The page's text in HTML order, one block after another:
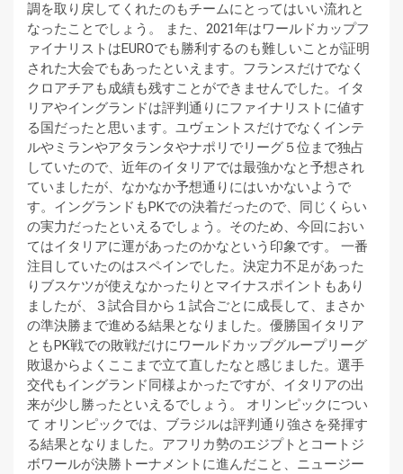
調を取り戻してくれたのもチームにとってはいい流れと
なったことでしょう。 また、2021年はワールドカップフ
ァイナリストはEUROでも勝利するのも難しいことが証明
された大会でもあったといえます。フランスだけでなく
クロアチアも成績も残すことができませんでした。イタ
リアやイングランドは評判通りにファイナリストに値す
る国だったと思います。ユヴェントスだけでなくインテ
ルやミランやアタランタやナポリでリーグ５位まで独占
していたので、近年のイタリアでは最強かなと予想され
ていましたが、なかなか予想通りにはいかないようで
す。イングランドもPKでの決着だったので、同じくらい
の実力だったといえるでしょう。そのため、今回におい
てはイタリアに運があったのかなという印象です。 一番
注目していたのはスペインでした。決定力不足があった
りブスケツが使えなかったりとマイナスポイントもあり
ましたが、３試合目から１試合ごとに成長して、まさか
の準決勝まで進める結果となりました。優勝国イタリア
ともPK戦での敗戦だけにワールドカップグループリーグ
敗退からよくここまで立て直したなと感じました。選手
交代もイングランド同様よかったですが、イタリアの出
来が少し勝ったといえるでしょう。 オリンピックについ
て オリンピックでは、ブラジルは評判通り強さを発揮す
る結果となりました。アフリカ勢のエジプトとコートジ
ボワールが決勝トーナメントに進んだこと、ニュージー